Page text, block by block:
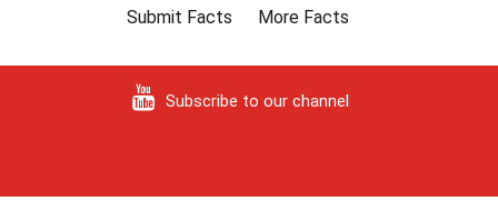
Submit Facts
More Facts
Subscribe to our channel